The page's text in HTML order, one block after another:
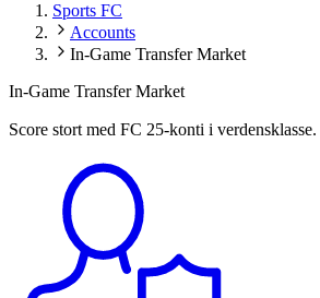
Sports FC
Accounts
In-Game Transfer Market
In-Game Transfer Market
Score stort med FC 25-konti i verdensklasse.